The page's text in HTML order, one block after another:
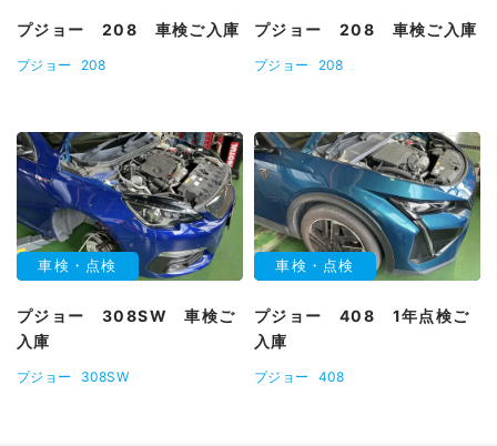
プジョー 208 車検ご入庫
プジョー 208
プジョー 208 車検ご入庫
プジョー 208
車検・点検
プジョー 308SW 車検ご
入庫
プジョー 308SW
車検・点検
プジョー 408 1年点検ご
入庫
プジョー 408